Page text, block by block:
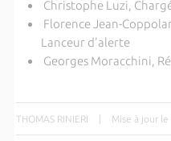
Christophe Luzi,
Florence Jean-
Lanceur d'alerte
Georges Moracchini,
THOMAS RINIERI Mise à jour